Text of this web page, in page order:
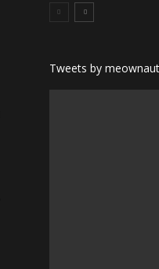
Tweets by